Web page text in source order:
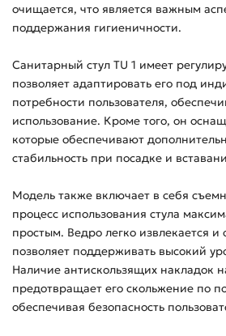
очищается, что является важным
поддержания гигиеничности.
Санитарный стул TU 1 имеет
позволяет адаптировать его под
потребности пользователя,
использование. Кроме того, он
которые обеспечивают
стабильность при посадке и
Модель также включает в себя
процесс использования стула
простым. Ведро легко извлекается и
позволяет поддерживать высокий
Наличие антискользящих накладок
предотвращает его скольжение по
обеспечивая безопасность